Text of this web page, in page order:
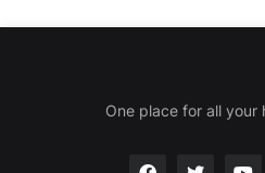
One place for all your